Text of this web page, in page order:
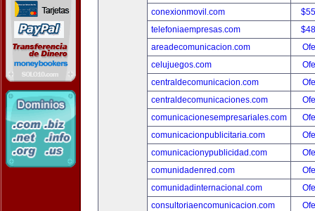
conexionmovil.com
telefoniaempresas.com
areadecomunicacion.com
celujuegos.com
centraldecomunicacion.com
centraldecomunicaciones.com
comunicacionesempresariales.com
comunicacionpublicitaria.com
comunicacionypublicidad.com
comunidadenred.com
comunidadinternacional.com
consultoriaencomunicacion.com